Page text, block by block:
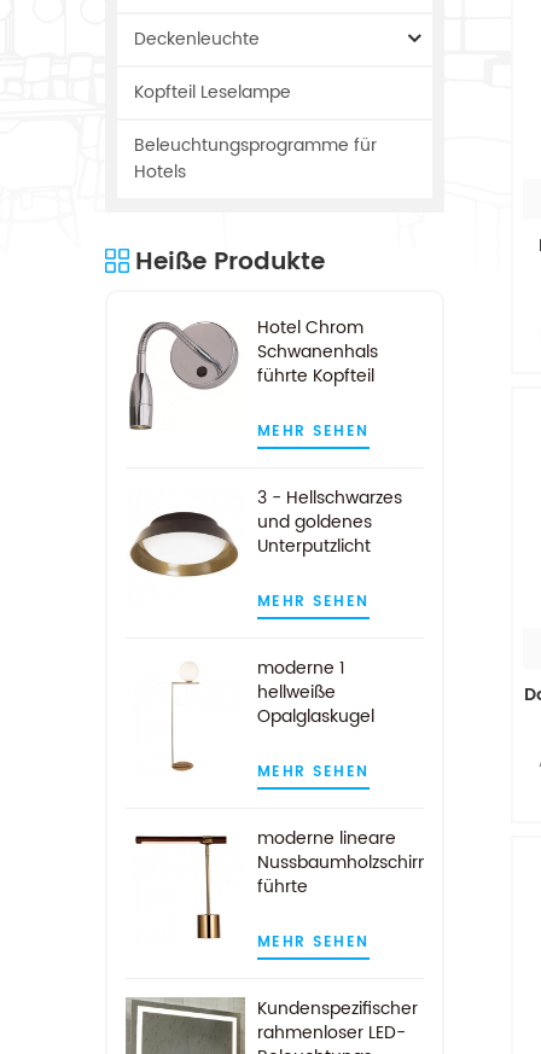
Deckenleuchte
Kopfteil Leselampe
Beleuchtungsprogramme für
Hotels
Heiße Produkte
Hotel Chrom
Schwanenhals
führte Kopfteil
MEHR SEHEN
3 - Hellschwarzes
und goldenes
Unterputzlicht
MEHR SEHEN
moderne 1
hellweiße
Opalglaskugel
Messingoptik
MEHR SEHEN
moderne lineare
Nussbaumholzschirm
führte
aus antikem
Messing
MEHR SEHEN
Kundenspezifischer
rahmenloser LED-